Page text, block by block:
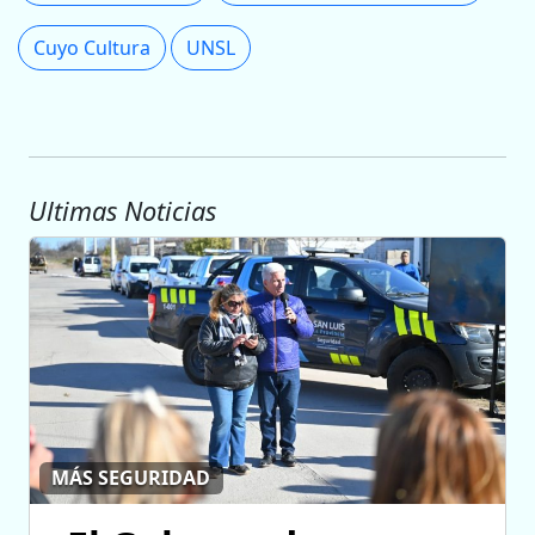
Cuyo Cultura UNSL
Ultimas Noticias
MÁS SEGURIDAD